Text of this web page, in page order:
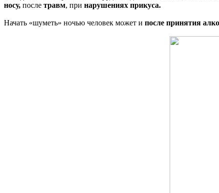
носу, после травм, при нарушениях прикуса.
Начать «шуметь» ночью человек может и после принятия